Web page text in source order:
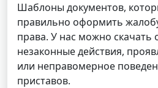
Шаблоны документов,
правильно оформить
права. У нас можно скачать
незаконные действия,
или неправомерное
приставов.